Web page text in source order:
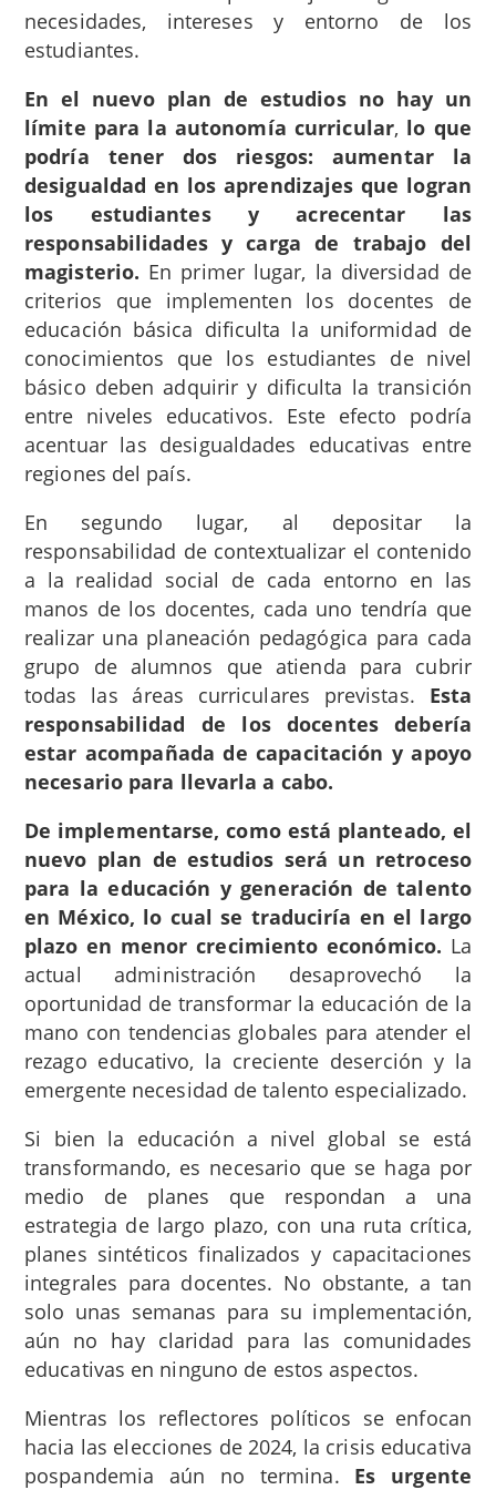
necesidades, intereses y entorno de los
estudiantes.
En el nuevo plan de estudios no hay un
límite para la autonomía curricular, lo que
podría tener dos riesgos: aumentar la
desigualdad en los aprendizajes que logran
los estudiantes y acrecentar las
responsabilidades y carga de trabajo del
magisterio. En primer lugar, la diversidad de
criterios que implementen los docentes de
educación básica dificulta la uniformidad de
conocimientos que los estudiantes de nivel
básico deben adquirir y dificulta la transición
entre niveles educativos. Este efecto podría
acentuar las desigualdades educativas entre
regiones del país.
En segundo lugar, al depositar la
responsabilidad de contextualizar el contenido
a la realidad social de cada entorno en las
manos de los docentes, cada uno tendría que
realizar una planeación pedagógica para cada
grupo de alumnos que atienda para cubrir
todas las áreas curriculares previstas. Esta
responsabilidad de los docentes debería
estar acompañada de capacitación y apoyo
necesario para llevarla a cabo.
De implementarse, como está planteado, el
nuevo plan de estudios será un retroceso
para la educación y generación de talento
en México, lo cual se traduciría en el largo
plazo en menor crecimiento económico. La
actual administración desaprovechó la
oportunidad de transformar la educación de la
mano con tendencias globales para atender el
rezago educativo, la creciente deserción y la
emergente necesidad de talento especializado.
Si bien la educación a nivel global se está
transformando, es necesario que se haga por
medio de planes que respondan a una
estrategia de largo plazo, con una ruta crítica,
planes sintéticos finalizados y capacitaciones
integrales para docentes. No obstante, a tan
solo unas semanas para su implementación,
aún no hay claridad para las comunidades
educativas en ninguno de estos aspectos.
Mientras los reflectores políticos se enfocan
hacia las elecciones de 2024, la crisis educativa
pospandemia aún no termina. Es urgente